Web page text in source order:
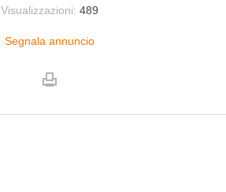
Visualizzazioni: 489
Segnala annuncio